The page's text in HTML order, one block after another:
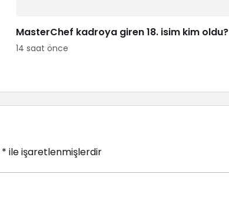
MasterChef kadroya giren 18. isim kim oldu?
14 saat önce
* ile işaretlenmişlerdir